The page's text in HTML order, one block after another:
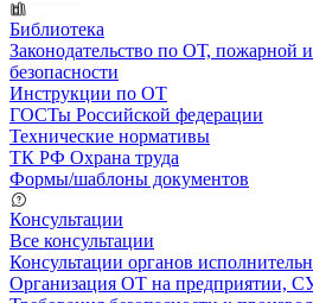
Библиотека
Законодательство по ОТ, пожарной
безопасности
Инструкции по ОТ
ГОСТы Российской федерации
Технические нормативы
ТК РФ Охрана труда
Формы/шаблоны документов
Консультации
Все консультации
Консультации органов
Организация ОТ на предприятии,